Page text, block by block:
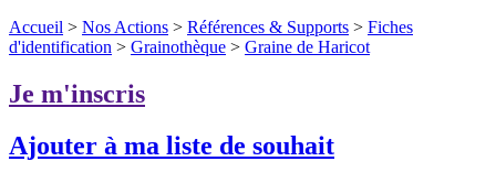
Accueil > Nos Actions > Références & Supports > Fiches
d'identification > Grainothèque > Graine de Haricot
Je m'inscris
Ajouter à ma liste de souhait